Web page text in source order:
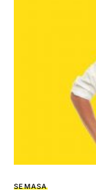
SEMASA